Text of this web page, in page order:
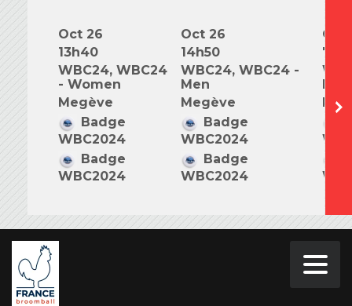
Oct 26
13h40
WBC24, WBC24
- Women
Megève
Badge
WBC2024
Badge
WBC2024
Oct 26
14h50
WBC24, WBC24 -
Men
Megève
Badge
WBC2024
Badge
WBC2024
Oct